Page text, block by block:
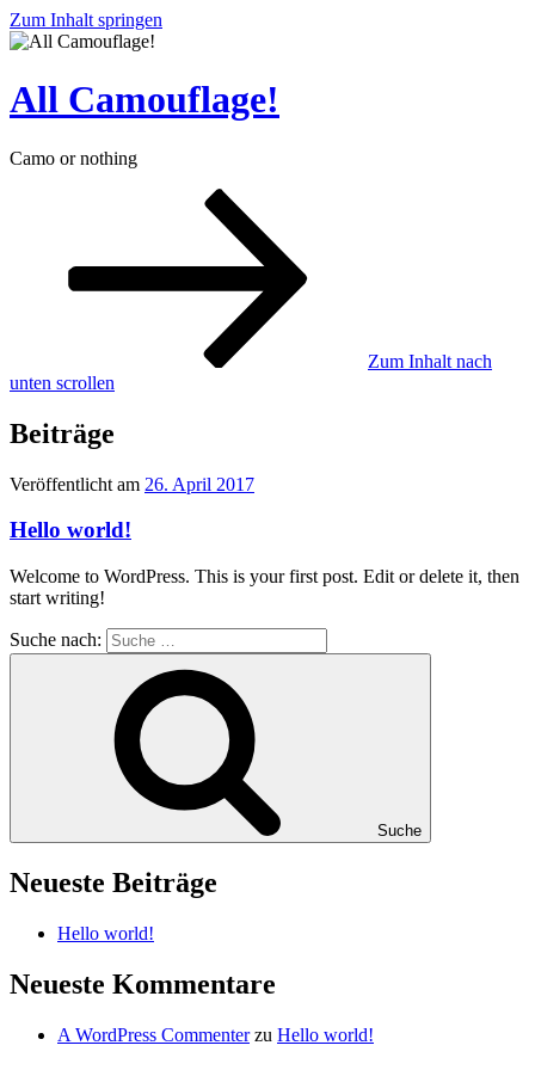
Zum Inhalt springen
All Camouflage!
Camo or nothing
Zum Inhalt nach
unten scrollen
Beiträge
Veröffentlicht am 26. April 2017
Hello world!
Welcome to WordPress. This is your first post. Edit or delete it, then
start writing!
Suche nach:
Suche
Neueste Beiträge
Hello world!
Neueste Kommentare
A WordPress Commenterzu Hello world!